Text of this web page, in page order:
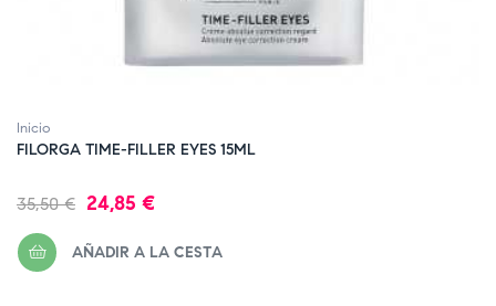
Inicio
FILORGA TIME-FILLER EYES 15ML
Precio
regular
35,50 € Precio
24,85 €
AÑADIR A LA CESTA